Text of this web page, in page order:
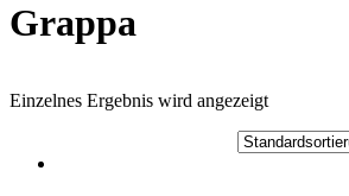
Grappa
Einzelnes Ergebnis wird angezeigt